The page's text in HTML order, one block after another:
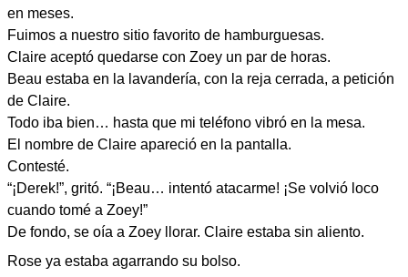
en meses.
Fuimos a nuestro sitio favorito de hamburguesas.
Claire aceptó quedarse con Zoey un par de horas.
Beau estaba en la lavandería, con la reja cerrada, a petición
de Claire.
Todo iba bien… hasta que mi teléfono vibró en la mesa.
El nombre de Claire apareció en la pantalla.
Contesté.
“¡Derek!”, gritó. “¡Beau… intentó atacarme! ¡Se volvió loco
cuando tomé a Zoey!”
De fondo, se oía a Zoey llorar. Claire estaba sin aliento.
Rose ya estaba agarrando su bolso.